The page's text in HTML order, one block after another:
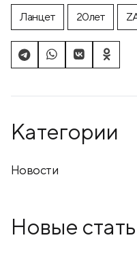
Ланцет 20лет
Категории
Новости
Новые